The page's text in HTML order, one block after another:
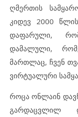
ღმერთის
კიდევ 2000
დაფარული,
დამალული,
მართლაც, ჩვენ
ვირტუალური
როცა ონლაინ
გარდაცვლილ